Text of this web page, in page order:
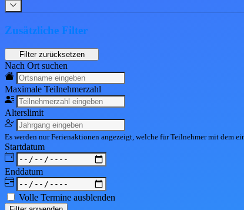
Zusätzliche Filter
Nach Ort suchen
Maximale Teilnehmerzahl
Alterslimit
Es werden nur Ferienaktionen angezeigt, welche für Teilnehmer mit dem
Startdatum
Enddatum
Volle Termine ausblenden